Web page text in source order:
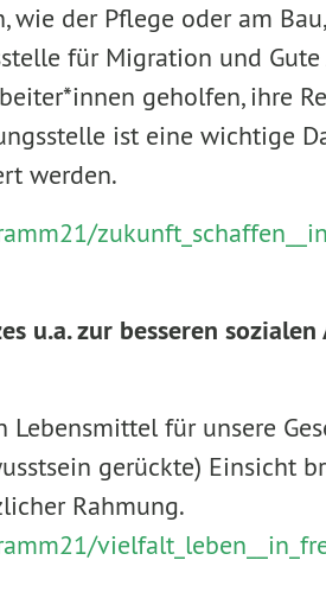
wie der Pflege oder am
für Migration und
geholfen, ihre
ist eine wichtige
werden.
u.a. zur besseren
für unsere
gerückte) Einsicht
Rahmung.